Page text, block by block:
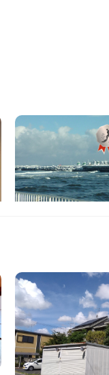
斜里町A邸
北海道
【駅徒歩5分】世界遺
ト型ハウス
この家からの距離 106km